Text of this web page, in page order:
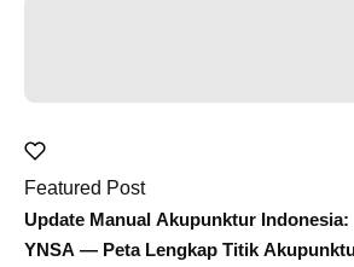
Featured Post
Update Manual Akupunktur
YNSA — Peta Lengkap Titik